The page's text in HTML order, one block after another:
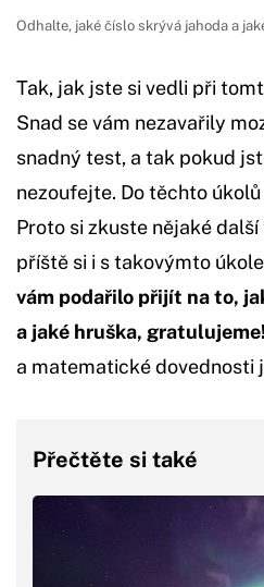
Odhalte, jaké číslo skrývá jahoda a
Tak, jak jste si vedli při
Snad se vám nezavařily
snadný test, a tak pokud
nezoufejte. Do těchto
Proto si zkuste nějaké
příště si i s takovýmto
vám podařilo přijít na to,
a jaké hruška, gratulujeme!
a matematické dovednosti
Přečtěte si také